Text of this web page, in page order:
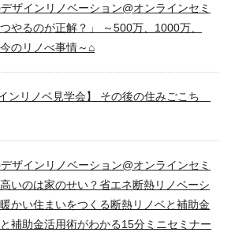
ザインリノベーション@オンラインセミ
やるのが正解？」 ～500万、1000万、
のリノべ事情～⌂
ンリノベ見学会】 その後の住みごこち
ザインリノベーション@オンラインセミ
いのは家のせい？省エネ断熱リノベーシ
かい住まいをつくる断熱リノベと補助金
補助金活用術がわかる15分ミニセミナー